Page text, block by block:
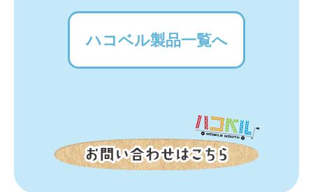
ハコベル製品一覧へ